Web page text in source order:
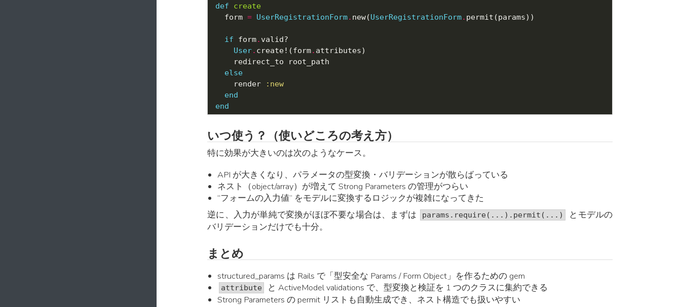
def
create
  form
= UserRegistrationForm. new(UserRegistrationForm.
if form.
User. create!(form.
else
    render
:new
end
end
いつ使う？（使いどころの考え方）
特に効果が大きいのは次のようなケース。
API が大きくなり、パラメータの型変換・バリデーションが散らばっている
ネスト（object/array）が増えて Strong Parameters の管理がつらい
“フォームの入力値” をモデルに変換するロジックが複雑になってきた
逆に、入力が単純で変換がほぼ不要な場合は、まずは
params.require(...).permit(...)
とモデルの
バリデーションだけでも十分。
まとめ
structured_params は Rails で「型安全な Params / Form Object」を作るための gem
attribute
と ActiveModel validations で、型変換と検証を 1 つのクラスに集約できる
Strong Parameters の permit リストも自動生成でき、ネスト構造でも扱いやすい